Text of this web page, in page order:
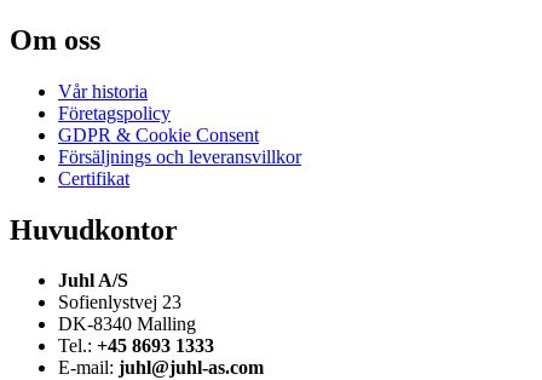
Om oss
Vår historia
Företagspolicy
GDPR & Cookie Consent
Försäljnings och leveransvillkor
Certifikat
Huvudkontor
Juhl A/S
Sofienlystvej 23
DK-8340 Malling
Tel.: +45 8693 1333
E-mail: juhl@juhl-as.com